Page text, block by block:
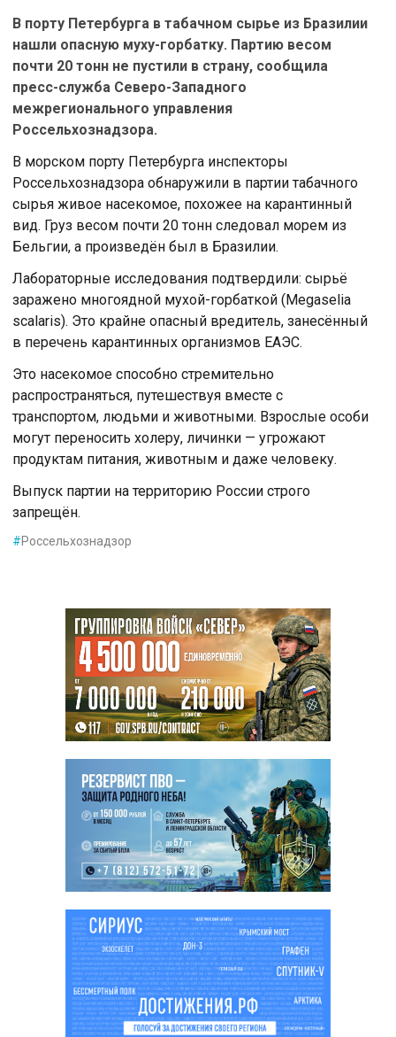
В порту Петербурга в табачном сырье из Бразилии
нашли опасную муху-горбатку. Партию весом
почти 20 тонн не пустили в страну, сообщила
пресс-служба Северо-Западного
межрегионального управления
Россельхознадзора.
В морском порту Петербурга инспекторы
Россельхознадзора обнаружили в партии табачного
сырья живое насекомое, похожее на карантинный
вид. Груз весом почти 20 тонн следовал морем из
Бельгии, а произведён был в Бразилии.
Лабораторные исследования подтвердили: сырьё
заражено многоядной мухой-горбаткой (Megaselia
scalaris). Это крайне опасный вредитель, занесённый
в перечень карантинных организмов ЕАЭС.
Это насекомое способно стремительно
распространяться, путешествуя вместе с
транспортом, людьми и животными. Взрослые особи
могут переносить холеру, личинки — угрожают
продуктам питания, животным и даже человеку.
Выпуск партии на территорию России строго
запрещён.
#Россельхознадзор